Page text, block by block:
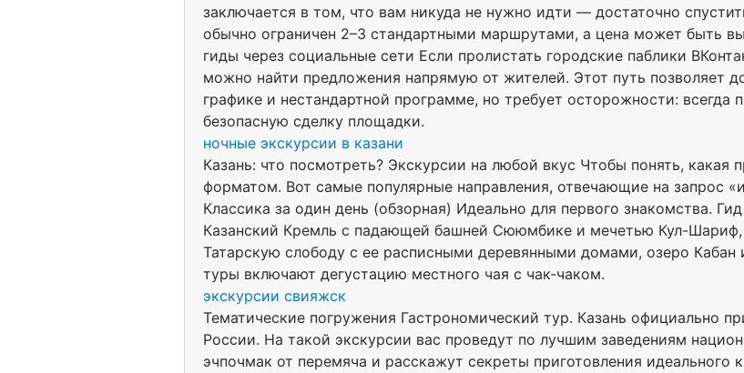
заключается в том, что вам никуда не нужно идти — достаточно
обычно ограничен 2–3 стандартными маршрутами, а цена может быть
гиды через социальные сети Если пролистать городские паблики
можно найти предложения напрямую от жителей. Этот путь позволяет
графике и нестандартной программе, но требует осторожности: всегда
безопасную сделку площадки.
ночные экскурсии в казани
Казань: что посмотреть? Экскурсии на любой вкус Чтобы понять, какая
форматом. Вот самые популярные направления, отвечающие на запрос
Классика за один день (обзорная) Идеально для первого знакомства.
Казанский Кремль с падающей башней Сююмбике и мечетью Кул-
Татарскую слободу с ее расписными деревянными домами, озеро
туры включают дегустацию местного чая с чак-чаком.
экскурсии свияжск
Тематические погружения Гастрономический тур. Казань официально
России. На такой экскурсии вас проведут по лучшим заведениям
эчпочмак от перемяча и расскажут секреты приготовления идеального